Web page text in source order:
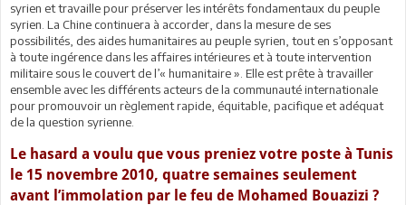
syrien et travaille pour préserver les intérêts fondamentaux du peuple
syrien. La Chine continuera à accorder, dans la mesure de ses
possibilités, des aides humanitaires au peuple syrien, tout en s’opposant
à toute ingérence dans les affaires intérieures et à toute intervention
militaire sous le couvert de l’« humanitaire ». Elle est prête à travailler
ensemble avec les différents acteurs de la communauté internationale
pour promouvoir un règlement rapide, équitable, pacifique et adéquat
de la question syrienne.
Le hasard a voulu que vous preniez votre poste à Tunis
le 15 novembre 2010, quatre semaines seulement
avant l’immolation par le feu de Mohamed Bouazizi ?